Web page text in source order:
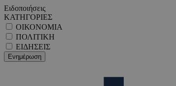
Ειδοποιήσεις
ΚΑΤΗΓΟΡΙΕΣ
ΟΙΚΟΝΟΜΙΑ
ΠΟΛΙΤΙΚΗ
ΕΙΔΗΣΕΙΣ